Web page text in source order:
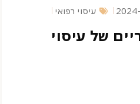
עיסוי רפואי
של עיסוי